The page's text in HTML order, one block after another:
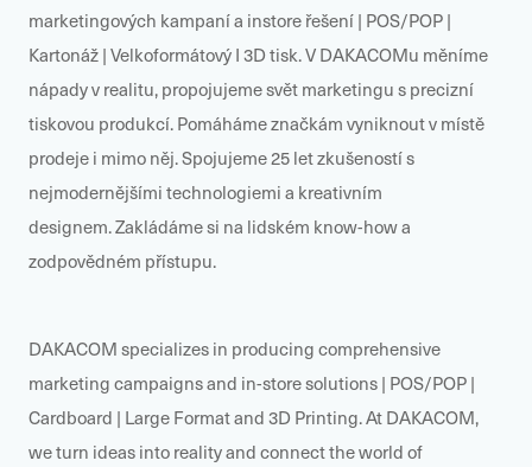
marketingových kampanía instore řešení | POS/POP |
Kartonáž | Velkoformátový I 3D tisk. V DAKACOMu měníme
nápady v realitu, propojujeme svět marketingu s precizní
tiskovou produkcí. Pomáháme značkám vyniknout v místě
prodeje i mimo něj.Spojujeme 25 let zkušeností s
nejmodernějšími technologiemi a kreativním
designem.Zakládáme si na lidském know-how a
zodpovědném přístupu.
DAKACOM specializes in producing comprehensive
marketing campaigns and in-store solutions | POS/POP |
Cardboard | Large Format and 3D Printing.At DAKACOM,
we turn ideas into reality and connect the world of